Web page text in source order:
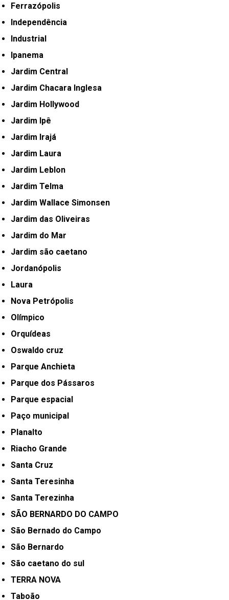
Ferrazópolis
Independência
Industrial
Ipanema
Jardim Central
Jardim Chacara Inglesa
Jardim Hollywood
Jardim Ipê
Jardim Irajá
Jardim Laura
Jardim Leblon
Jardim Telma
Jardim Wallace Simonsen
Jardim das Oliveiras
Jardim do Mar
Jardim são caetano
Jordanópolis
Laura
Nova Petrópolis
Olímpico
Orquídeas
Oswaldo cruz
Parque Anchieta
Parque dos Pássaros
Parque espacial
Paço municipal
Planalto
Riacho Grande
Santa Cruz
Santa Teresinha
Santa Terezinha
SÃO BERNARDO DO CAMPO
São Bernado do Campo
São Bernardo
São caetano do sul
TERRA NOVA
Taboão